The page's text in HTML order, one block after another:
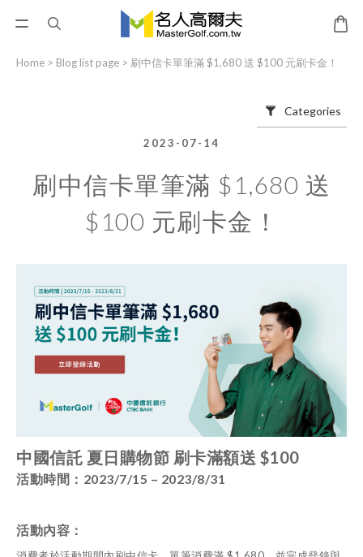
Home > Blog list page > 刷中信卡單筆滿 $1,680 送 $100 元刷卡金！
Categories
2023-07-14
刷中信卡單筆滿 $1,680 送
$100 元刷卡金！
中國信託 夏日購物節 刷卡滿額送 $100
活動時間：2023/7/15 – 2023/8/31
活動內容：